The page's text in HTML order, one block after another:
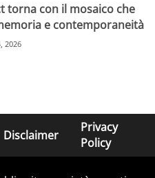
torna con il mosaico che
e contemporaneità
2026
Disclaimer
Privacy
Policy